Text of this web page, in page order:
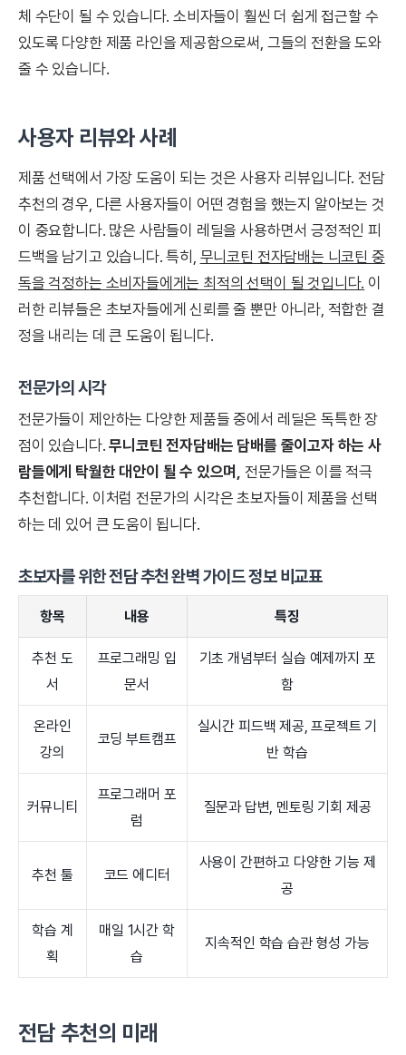
체 수단이 될 수 있습니다. 소비자들이 훨씬 더 쉽게 접근할 수
있도록 다양한 제품 라인을 제공함으로써, 그들의 전환을 도와
줄 수 있습니다.
사용자 리뷰와 사례
제품 선택에서 가장 도움이 되는 것은 사용자 리뷰입니다. 전담
추천의 경우, 다른 사용자들이 어떤 경험을 했는지 알아보는 것
이 중요합니다. 많은 사람들이 레딜을 사용하면서 긍정적인 피
드백을 남기고 있습니다. 특히, 무니코틴 전자담배는 니코틴 중
독을 걱정하는 소비자들에게는 최적의 선택이 될 것입니다. 이
러한 리뷰들은 초보자들에게 신뢰를 줄 뿐만 아니라, 적합한 결
정을 내리는 데 큰 도움이 됩니다.
전문가의 시각
전문가들이 제안하는 다양한 제품들 중에서 레딜은 독특한 장
점이 있습니다.무니코틴 전자담배는 담배를 줄이고자 하는 사
람들에게 탁월한 대안이 될 수 있으며,
전문가들은 이를 적극
추천합니다. 이처럼 전문가의 시각은 초보자들이 제품을 선택
하는 데 있어 큰 도움이 됩니다.
초보자를 위한 전담 추천 완벽 가이드 정보 비교표
항목 내용 특징
추천 도
서
프로그래밍 입
문서
기초 개념부터 실습 예제까지 포
함
온라인
강의
코딩 부트캠프
실시간 피드백 제공, 프로젝트 기
반 학습
커뮤니티
프로그래머 포
럼
질문과 답변, 멘토링 기회 제공
추천 툴 코드 에디터
사용이 간편하고 다양한 기능 제
공
학습 계
획
매일 1시간 학
습
지속적인 학습 습관 형성 가능
전담 추천의 미래